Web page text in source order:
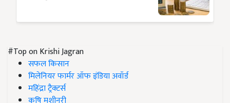
#Top on Krishi Jagran
सफल किसान
मिलेनियर फार्मर ऑफ इंडिया अवॉर्ड
महिंद्रा ट्रैक्टर्स